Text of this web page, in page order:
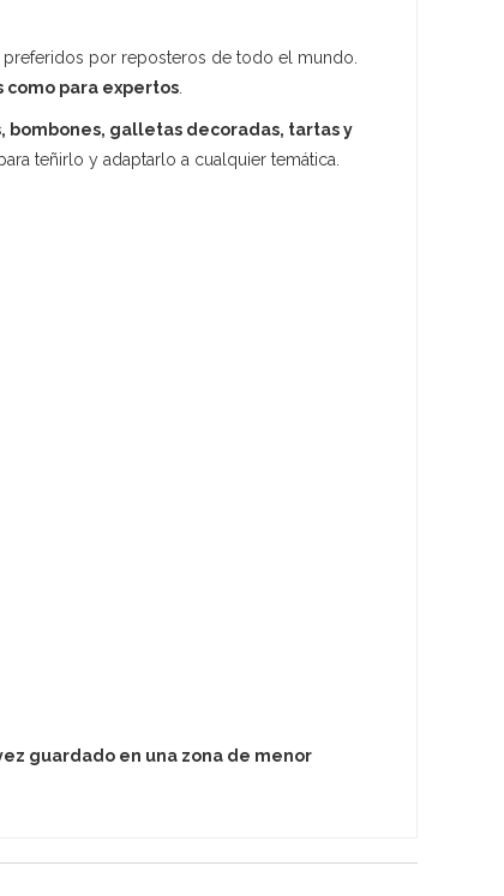
preferidos por reposteros de todo el mundo.
como para expertos
bombones, galletas decoradas, tartas y
teñirlo y adaptarlo a cualquier temática.
guardado en una zona de menor